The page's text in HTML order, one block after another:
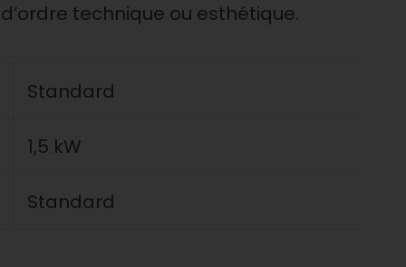
technique ou esthétique.
Standard
1,5 kW
Standard